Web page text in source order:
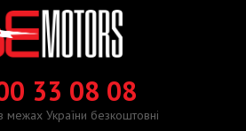
33 08 08
межах України безкоштовні